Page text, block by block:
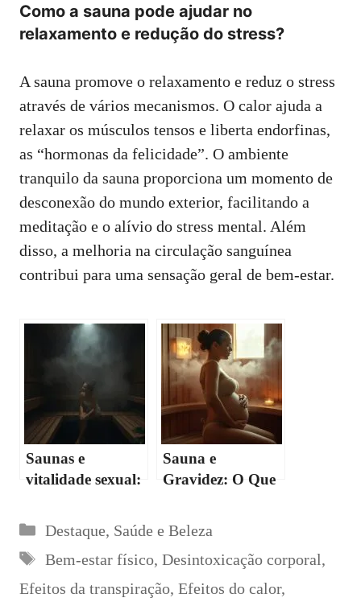
Como a sauna pode ajudar no
relaxamento e redução do stress?
A sauna promove o relaxamento e reduz o stress
através de vários mecanismos. O calor ajuda a
relaxar os músculos tensos e liberta endorfinas,
as “hormonas da felicidade”. O ambiente
tranquilo da sauna proporciona um momento de
desconexão do mundo exterior, facilitando a
meditação e o alívio do stress mental. Além
disso, a melhoria na circulação sanguínea
contribui para uma sensação geral de bem-estar.
Saunas e
vitalidade sexual:
corpo
Sauna e
Gravidez: O Que
Saber
Categorias
Destaque, Saúde e Beleza
Etiquetas
Bem-estar físico, Desintoxicação corporal,
Efeitos da transpiração, Efeitos do calor,